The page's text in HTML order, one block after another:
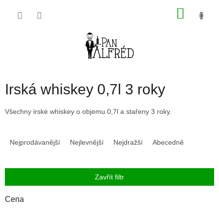
Irská whiskey 0,7l 3 roky
Všechny irské whiskey o objemu 0,7l a stařeny 3 roky.
í
p
Nejprodávanější Nejlevnější Nejdražší Abecedně
Zavřít filtr
Cena